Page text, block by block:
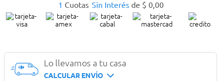
1 Cuotas Sin Interés de $ 0,00
Lo llevamos a tu casa
CALCULAR ENVÍO